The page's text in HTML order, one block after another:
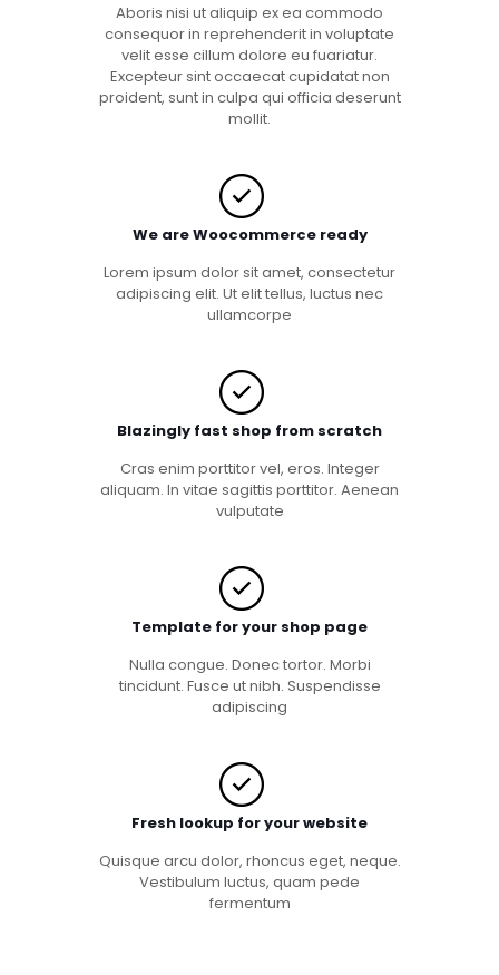
Aboris nisi ut aliquip ex ea commodo
consequor in reprehenderit in voluptate
velit esse cillum dolore eu fuariatur.
Excepteur sint occaecat cupidatat non
proident, sunt in culpa qui officia deserunt
mollit.
We are Woocommerce ready
Lorem ipsum dolor sit amet, consectetur
adipiscing elit. Ut elit tellus, luctus nec
ullamcorpe
Blazingly fast shop from scratch
Cras enim porttitor vel, eros. Integer
aliquam. In vitae sagittis porttitor. Aenean
vulputate
Template for your shop page
Nulla congue. Donec tortor. Morbi
tincidunt. Fusce ut nibh. Suspendisse
adipiscing
Fresh lookup for your website
Quisque arcu dolor, rhoncus eget, neque.
Vestibulum luctus, quam pede
fermentum